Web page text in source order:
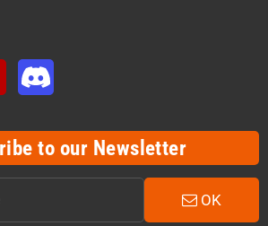
YouTube
to our Newsletter
OK